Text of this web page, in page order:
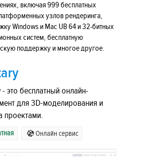
включая 999 бесплатных
узлов рендеринга,
Windows и Mac UB 64 и 32-битных
систем, бесплатную
поддержку и многое другое.
- это бесплатный онлайн-
для 3D-моделирования и
проектами.
Онлайн сервис